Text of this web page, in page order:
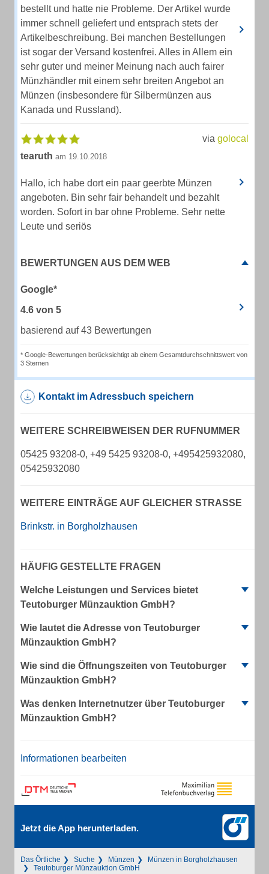
bestellt und hatte nie Probleme. Der Artikel wurde
immer schnell geliefert und entsprach stets der
Artikelbeschreibung. Bei manchen Bestellungen
ist sogar der Versand kostenfrei. Alles in Allem ein
sehr guter und meiner Meinung nach auch fairer
Münzhändler mit einem sehr breiten Angebot an
Münzen (insbesondere für Silbermünzen aus
Kanada und Russland).
via golocal
tearuth am 19.10.2018
Hallo, ich habe dort ein paar geerbte Münzen
angeboten. Bin sehr fair behandelt und bezahlt
worden. Sofort in bar ohne Probleme. Sehr nette
Leute und seriös
BEWERTUNGEN AUS DEM WEB
Google*
4.6 von 5
basierend auf 43 Bewertungen
* Google-Bewertungen berücksichtigt ab einem Gesamtdurchschnittswert von
3 Sternen
Kontakt im Adressbuch speichern
WEITERE SCHREIBWEISEN DER RUFNUMMER
05425 93208-0, +49 5425 93208-0, +495425932080,
05425932080
WEITERE EINTRÄGE AUF GLEICHER STRASSE
Brinkstr. in Borgholzhausen
HÄUFIG GESTELLTE FRAGEN
Welche Leistungen und Services bietet
Teutoburger Münzauktion GmbH?
Wie lautet die Adresse von Teutoburger
Münzauktion GmbH?
Wie sind die Öffnungszeiten von Teutoburger
Münzauktion GmbH?
Was denken Internetnutzer über Teutoburger
Münzauktion GmbH?
Informationen bearbeiten
Jetzt die App herunterladen.
Das Örtliche Suche Münzen
Münzen in Borgholzhausen
Teutoburger Münzauktion GmbH